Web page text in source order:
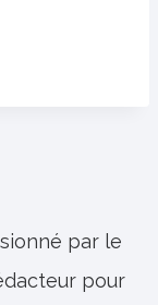
par le
pour